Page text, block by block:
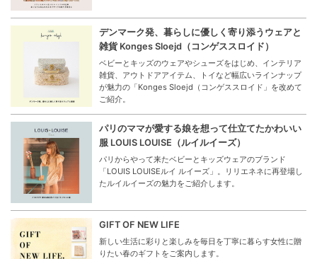
デンマーク発、暮らしに優しく寄り添うウェアと
雑貨 Konges Sloejd（コンゲススロイド）
ベビーとキッズのウェアやシューズをはじめ、インテリア
雑貨、アウトドアアイテム、トイなど幅広いラインナップ
が魅力の「Konges Sloejd（コンゲススロイド」を改めて
ご紹介。
パリのママが愛する娘を想って仕立てたかわいい
服 LOUIS LOUISE（ルイルイーズ）
パリからやって来たベビーとキッズウェアのブランド
「LOUIS LOUISEルイ ルイーズ」。リリエネネに再登場し
たルイルイーズの魅力をご紹介します。
GIFT OF NEW LIFE
新しい生活に彩りと楽しみを毎日を丁寧に暮らす女性に贈
りたい春のギフトをご案内します。